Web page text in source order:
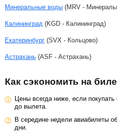
Минеральные воды (MRV -
Калининград (KGD - Калининград)
Екатеринбург (SVX - Кольцово)
Астрахань (ASF - Астрахань)
Как сэкономить на
Цены всегда ниже, если
до вылета.
В середине недели авиабилеты
дни.